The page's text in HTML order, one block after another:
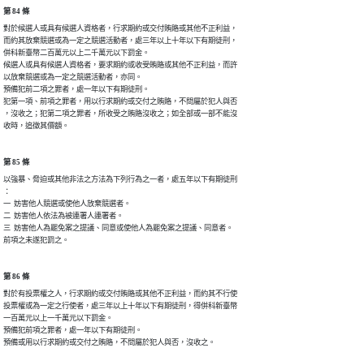
第 84 條
對於候選人或具有候選人資格者，行求期約或交付賄賂或其他不正利益，
而約其放棄競選或為一定之競選活動者，處三年以上十年以下有期徒刑，
併科新臺幣二百萬元以上二千萬元以下罰金。
候選人或具有候選人資格者，要求期約或收受賄賂或其他不正利益，而許
以放棄競選或為一定之競選活動者，亦同。
預備犯前二項之罪者，處一年以下有期徒刑。
犯第一項、前項之罪者，用以行求期約或交付之賄賂，不問屬於犯人與否
，沒收之；犯第二項之罪者，所收受之賄賂沒收之；如全部或一部不能沒
收時，追徵其價額。
第 85 條
以強暴、脅迫或其他非法之方法為下列行為之一者，處五年以下有期徒刑
：
一  妨害他人競選或使他人放棄競選者。
二  妨害他人依法為被連署人連署者。
三  妨害他人為罷免案之提議、同意或使他人為罷免案之提議、同意者。
前項之未遂犯罰之。
第 86 條
對於有投票權之人，行求期約或交付賄賂或其他不正利益，而約其不行使
投票權或為一定之行使者，處三年以上十年以下有期徒刑，得併科新臺幣
一百萬元以上一千萬元以下罰金。
預備犯前項之罪者，處一年以下有期徒刑。
預備或用以行求期約或交付之賄賂，不問屬於犯人與否，沒收之。